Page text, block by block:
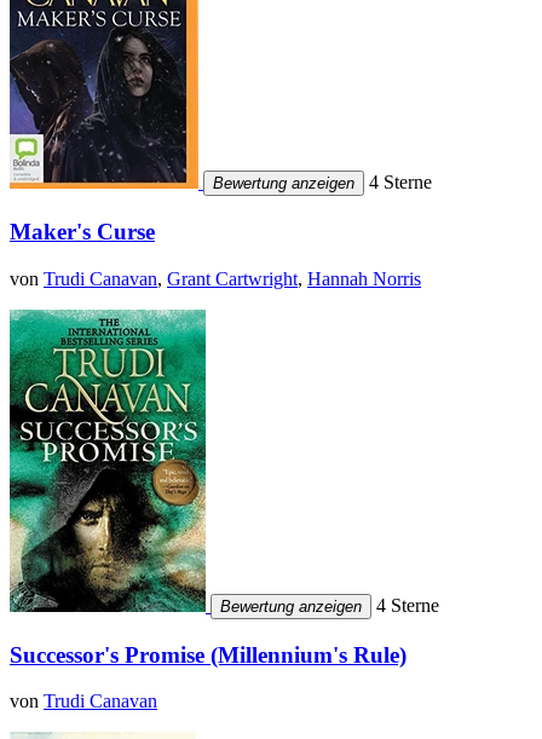
Bewertung anzeigen 4 Sterne
Maker's Curse
von Trudi Canavan, Grant Cartwright, Hannah Norris
Bewertung anzeigen 4 Sterne
Successor's Promise (Millennium's Rule)
von Trudi Canavan